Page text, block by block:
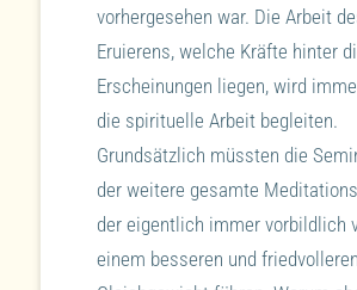
vorhergesehen war. Die Arbeit
Eruierens, welche Kräfte hinter
Erscheinungen liegen, wird
die spirituelle Arbeit begleiten.
Grundsätzlich müssten die
der weitere gesamte
der eigentlich immer vorbildlich
einem besseren und friedvolleren